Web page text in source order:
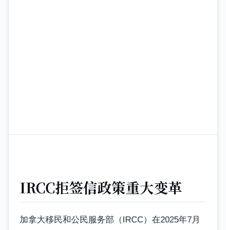
IRCC拒签信政策重大变革
加拿大移民和公民服务部（IRCC）在2025年7月